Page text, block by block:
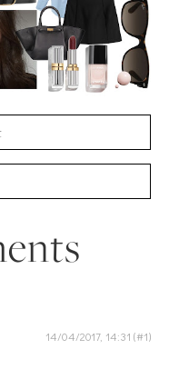
14/04/2017, 14:31